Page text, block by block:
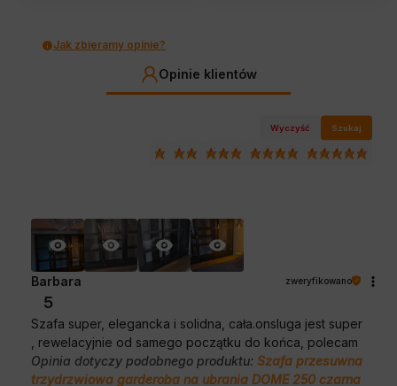
Jak zbieramy opinie?
Opinie klientów
Wyczyść Szukaj
Barbara zweryfikowano
5
Szafa super, elegancka i solidna, cała.onsluga jest super
, rewelacyjnie od samego początku do końca, polecam
Opinia dotyczy podobnego produktu: Szafa przesuwna
trzydrzwiowa garderoba na ubrania DOME 250 czarna